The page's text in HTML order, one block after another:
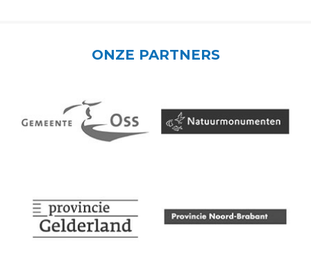
ONZE PARTNERS